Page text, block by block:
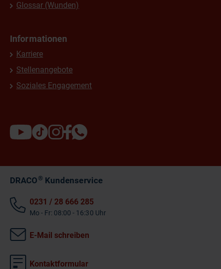
Glossar (Wunden)
Informationen
Karriere
Stellenangebote
Soziales Engagement
DRACO®Kundenservice
0231 / 28 666 285
Mo - Fr: 08:00 - 16:30 Uhr
E-Mail schreiben
Kontaktformular